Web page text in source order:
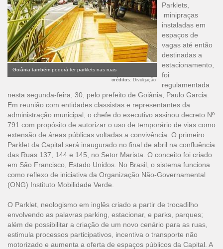
Goiânia também poderá ter parklets nas ruas
créditos: Divulgação
Parklets,
minipraças
instaladas em
espaços de
vagas até então
destinadas a
estacionamento,
foi
regulamentada
nesta segunda-feira, 30, pelo prefeito de Goiânia, Paulo Garcia.
Em reunião com entidades classistas e representantes da
administração municipal, o chefe do executivo assinou decreto Nº
791 com propósito de autorizar o uso de temporário de vias como
extensão de áreas públicas voltadas a convivência. O primeiro
Parklet da Capital será inaugurado no final de abril na confluência
das Ruas 137, 144 e 145, no Setor Marista. O conceito foi criado
em São Francisco, Estado Unidos. No Brasil, o sistema funciona
como reflexo de iniciativa da Organização Não-Governamental
(ONG) Instituto Mobilidade Verde.
O Parklet, neologismo em inglês criado a partir de trocadilho
envolvendo as palavras parking, estacionar, e parks, parques;
além de possibilitar a criação de um novo cenário para as ruas,
estimula processos participativos, incentiva o transporte não
motorizado e aumenta a oferta de espaços públicos da Capital. A